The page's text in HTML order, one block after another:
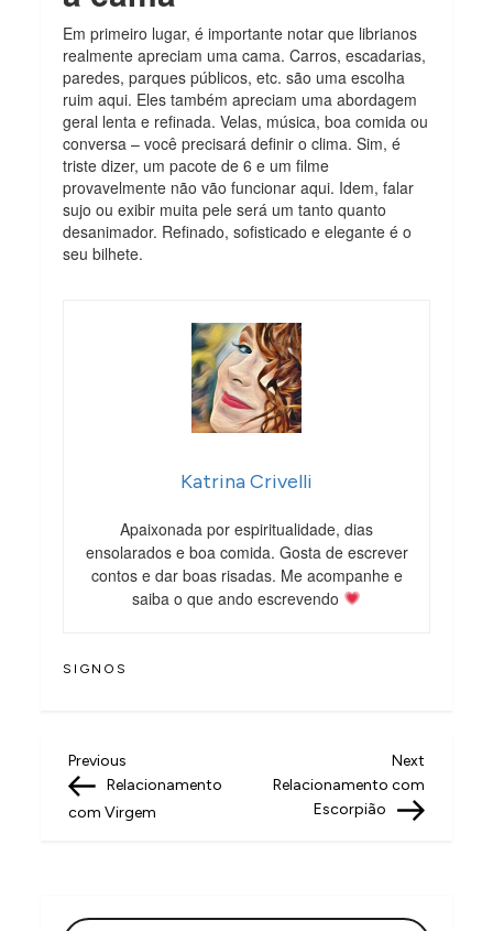
Em primeiro lugar, é importante notar que librianos
realmente apreciam uma cama. Carros, escadarias,
paredes, parques públicos, etc. são uma escolha
ruim aqui. Eles também apreciam uma abordagem
geral lenta e refinada. Velas, música, boa comida ou
conversa – você precisará definir o clima. Sim, é
triste dizer, um pacote de 6 e um filme
provavelmente não vão funcionar aqui. Idem, falar
sujo ou exibir muita pele será um tanto quanto
desanimador. Refinado, sofisticado e elegante é o
seu bilhete.
Katrina Crivelli
Apaixonada por espiritualidade, dias
ensolarados e boa comida. Gosta de escrever
contos e dar boas risadas. Me acompanhe e
saiba o que ando escrevendo
SIGNOS
N
a
g
Previous
Post
Previous
Relacionamento
com Virgem
Next
Post
Next
Relacionamento com
Escorpião